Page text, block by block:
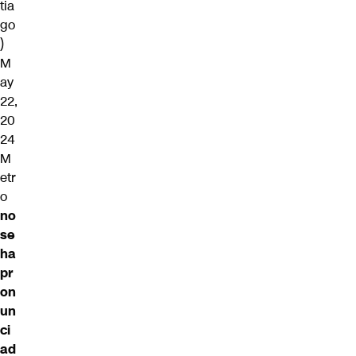
tia
go
)
M
ay
22,
20
24
M
etr
o
no
se
ha
pr
on
un
ci
ad